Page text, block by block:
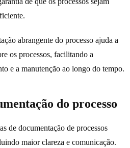
abrangente do processo ajuda a
os processos, facilitando a
e a manutenção ao longo do tempo.
do processo
de documentação de processos
maior clareza e comunicação.